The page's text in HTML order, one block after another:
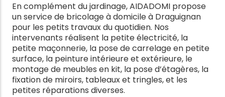
En complément du jardinage, AIDADOMI propose
un service de bricolage à domicile à Draguignan
pour les petits travaux du quotidien. Nos
intervenants réalisent la petite électricité, la
petite maçonnerie, la pose de carrelage en petite
surface, la peinture intérieure et extérieure, le
montage de meubles en kit, la pose d’étagères, la
fixation de miroirs, tableaux et tringles, et les
petites réparations diverses.